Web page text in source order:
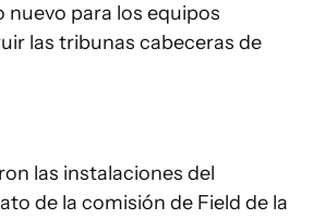
nuevo para los equipos
las tribunas cabeceras de
las instalaciones del
de la comisión de Field de la